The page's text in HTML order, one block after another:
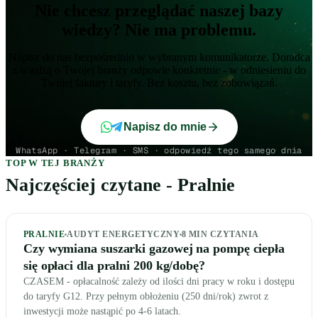
Nie chcesz przeglądać naszej bazy
wiedzy? Nie ma problemu.
Napisz do nas bezpośrednio w wybranym komunikatorze. Doradca
z wiedzą o Twojej branży odpowie konkretnie - w odniesieniu do
Twojej faktury i taryfy. Bez kosztu, bez zobowiązań.
Napisz do mnie
WhatsApp · Telegram · SMS · odpowiedź tego samego dnia
TOP W TEJ BRANŻY
Najczęściej czytane - Pralnie
PRALNIE AUDYT ENERGETYCZNY 8 MIN CZYTANIA
Czy wymiana suszarki gazowej na pompę ciepła
się opłaci dla pralni 200 kg/dobę?
CZASEM - opłacalność zależy od ilości dni pracy w roku i dostępu
do taryfy G12. Przy pełnym obłożeniu (250 dni/rok) zwrot z
inwestycji może nastąpić po 4-6 latach.